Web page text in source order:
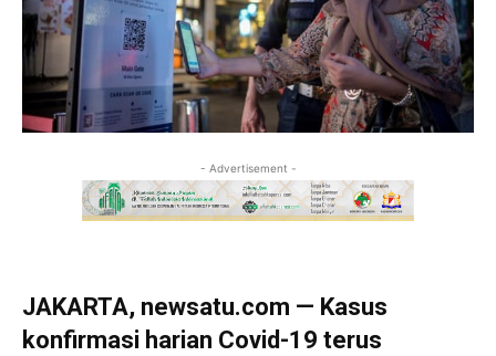
- Advertisement -
JAKARTA, newsatu.com — Kasus
konfirmasi harian Covid-19 terus